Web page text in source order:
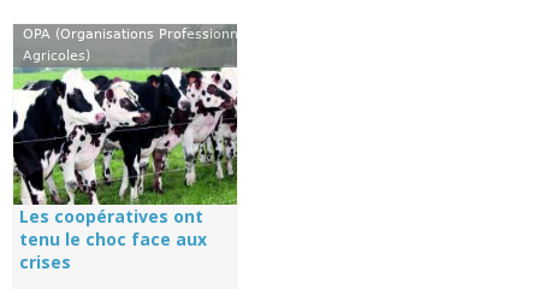
OPA (Organisations Professionnelles
Agricoles)
Les coopératives ont
tenu le choc face aux
crises